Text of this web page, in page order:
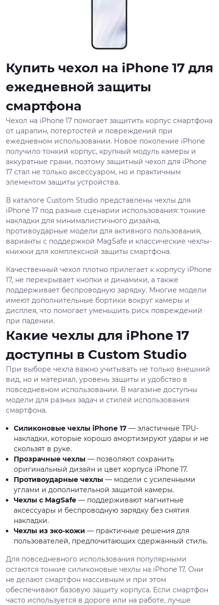
Купить чехол на iPhone 17 для
ежедневной защиты
смартфона
Чехол на iPhone 17 помогает защитить корпус смартфона
от царапин, потертостей и повреждений при
ежедневном использовании. Новое поколение iPhone
получило тонкий корпус, крупный модуль камеры и
аккуратные грани, поэтому защитный чехол для iPhone
17 стал не только аксессуаром, но и практичным
элементом защиты устройства.
В каталоге Custom Studio представлены чехлы для
iPhone 17 под разные сценарии использования: тонкие
накладки для минималистичного дизайна,
противоударные модели для активного пользования,
варианты с поддержкой MagSafe и классические чехлы-
книжки для комплексной защиты смартфона.
Качественный чехол плотно прилегает к корпусу iPhone
17, не перекрывает кнопки и динамики, а также
поддерживает беспроводную зарядку. Многие модели
имеют дополнительные бортики вокруг камеры и
дисплея, что помогает уменьшить риск повреждений
при падении.
Какие чехлы для iPhone 17
доступны в Custom Studio
При выборе чехла важно учитывать не только внешний
вид, но и материал, уровень защиты и удобство в
повседневном использовании. В магазине доступны
модели для разных задач и стилей использования
смартфона.
Силиконовые чехлы iPhone 17 — эластичные TPU-
накладки, которые хорошо амортизируют удары и не
скользят в руке.
Прозрачные чехлы — позволяют сохранить
оригинальный дизайн и цвет корпуса iPhone 17.
Противоударные чехлы — модели с усиленными
углами и дополнительной защитой камеры.
Чехлы с MagSafe — поддерживают магнитные
аксессуары и беспроводную зарядку без снятия
накладки.
Чехлы из эко-кожи — практичные решения для
пользователей, предпочитающих сдержанный стиль.
Для повседневного использования популярными
остаются тонкие силиконовые чехлы на iPhone 17. Они
не делают смартфон массивным и при этом
обеспечивают базовую защиту корпуса. Если смартфон
часто используется в дороге или на работе, лучше